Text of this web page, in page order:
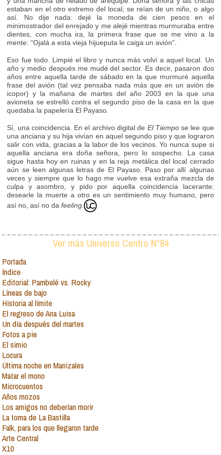
estaban en el otro extremo del local; se reían de un niño, o algo
así. No dije nada: dejé la moneda de cien pesos en el
minimostrador del enrejado y me alejé mientras murmuraba entre
dientes, con mucha ira, la primera frase que se me vino a la
mente: “Ojalá a esta vieja hijueputa le caiga un avión”.
Eso fue todo. Limpié el libro y nunca más volví a aquel local. Un
año y medio después me mudé del sector. Es decir, pasaron dos
años entre aquella tarde de sábado en la que murmuré aquella
frase del avión (tal vez pensaba nada más que en un avión de
icopor) y la mañana de martes del año 2003 en la que una
avioneta se estrelló contra el segundo piso de la casa en la que
quedaba la papelería El Payaso.
Sí, una coincidencia. En el archivo digital de El Tiempose lee que
una anciana y su hija vivían en aquel segundo piso y que lograron
salir con vida, gracias a la labor de los vecinos. Yo nunca supe si
aquella anciana era doña señora, pero lo sospecho. La casa
sigue hasta hoy en ruinas y en la reja metálica del local cerrado
aún se leen algunas letras de El Payaso. Paso por allí algunas
veces y siempre que lo hago me vuelve esa extraña mezcla de
culpa y asombro, y pido por aquella coincidencia lacerante:
desearle la muerte a otro es un sentimiento muy humano, pero
así no, así no dafeeling.
Ver más Universo Centro N°84
Portada
Índice
Editorial: Pambelé vs. Rocky
Líneas de bajo
Historia al límite
El regreso de Ana Luisa
Un día después del martes
Fotos a pie
El simio
Locura
Última noche en Manizales
Matar el mono
Microcuentos
Años mozos
Los amigos no deberían morir
La toma de La Bastilla
Falk, para los que llegaron tarde
Arte Central
X10